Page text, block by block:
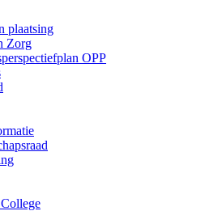
plaatsing
Zorg
OPP